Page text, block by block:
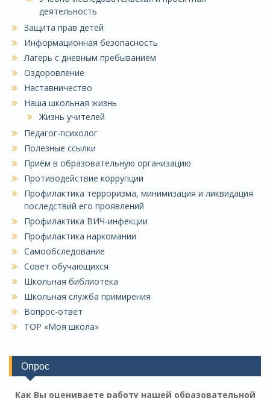
деятельность
Защита прав детей
Информационная безопасность
Лагерь с дневным пребыванием
Оздоровление
Наставничество
Наша школьная жизнь
Жизнь учителей
Педагог-психолог
Полезные ссылки
Приём в образовательную организацию
Противодействие коррупции
Профилактика терроризма, минимизация и ликвидация
последствий его проявлений
Профилактика ВИЧ-инфекции
Профилактика наркомании
Самообследование
Совет обучающихся
Школьная библиотека
Школьная служба примирения
Вопрос-ответ
ТОР «Моя школа»
Опрос
Как Вы оцениваете работу нашей образовательной